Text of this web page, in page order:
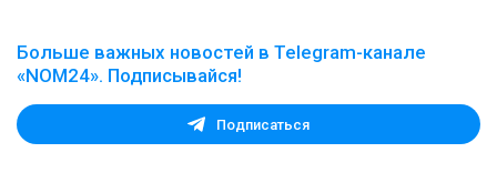
Больше важных новостей в Telegram-канале
«NOM24». Подписывайся!
Подписаться